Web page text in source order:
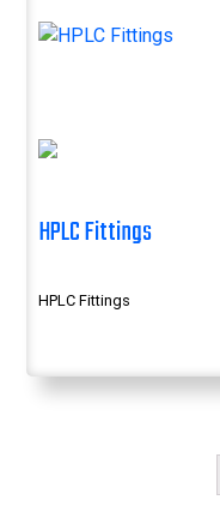
HPLC Fittings
HPLC Fittings